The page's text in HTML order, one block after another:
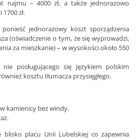
najmu – 4000 zł, a także jednorazowo
zł.
jednorazowy koszt sporządzenia
(oświadczenie o tym, że się wyprowadzi,
za mieszkanie) – w wysokości około 550
posługującego się językiem polskim
kosztu tłumacza przysięgłego.
kamienicy bez windy.
blisko placu Unii Lubelskiej co zapewnia